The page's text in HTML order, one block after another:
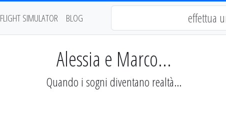
FLIGHT SIMULATOR BLOG
Alessia e Marco...
Quando i sogni diventano realtà...